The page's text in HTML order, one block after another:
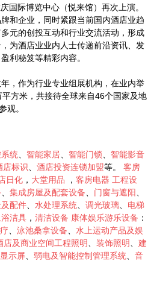
国际博览中心（悦来馆）再次上演。
和企业，同时紧跟当前国内酒店业趋
元的创投互动和行业交流活动，形成
为酒店业业内人士传递前沿资讯、发
利秘笈等精彩内容。
，作为行业专业组展机构，在业内举
方米，共接待全球来自46个国家及地
观。
统 智能家居 智能门锁
智能影音
店标识 酒店投资连锁加盟等。 客房
日化 ， 大堂用品 ， 客房电器 工程设
集成房屋及配套设备 门窗与遮阳
配件 水处理系统 调光玻璃
电梯
浴洁具 ， 清洁设备 康体娱乐游乐设备 ：
泳池桑拿设备
水上运动产品及娱
店及商业空间工程照明 装饰照明
建
示屏 弱电及智能控制管理系统
音